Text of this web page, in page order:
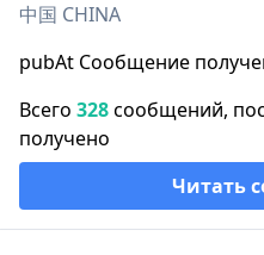
中国 CHINA
pubAt Сообщение
Всего 328сообщений,
получено
Читать